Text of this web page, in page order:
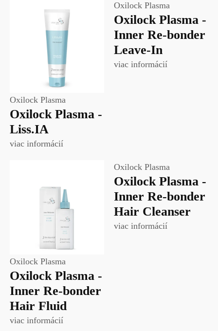
Oxilock Plasma
Oxilock Plasma -
Liss.IA
viac informácií
Oxilock Plasma
Oxilock Plasma -
Inner Re-bonder
Leave-In
viac informácií
Oxilock Plasma
Oxilock Plasma -
Inner Re-bonder
Hair Fluid
viac informácií
Oxilock Plasma
Oxilock Plasma -
Inner Re-bonder
Hair Cleanser
viac informácií